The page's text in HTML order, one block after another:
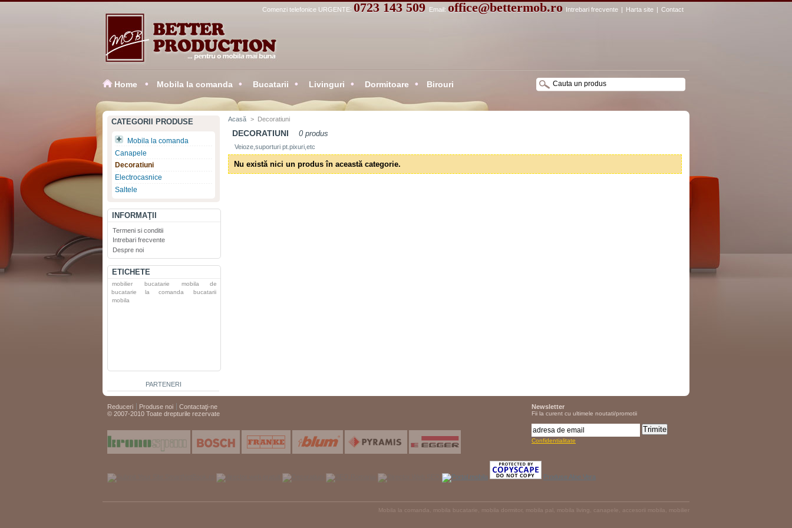
Comenzi telefonice URGENTE: 0723 143 509 Email: office@bettermob.ro Intrebari frecvente | Harta site | Contact
Home Mobila la comanda Bucatarii Livinguri Dormitoare Birouri
CATEGORII PRODUSE
Mobila la comanda
Canapele
Decoratiuni
Electrocasnice
Saltele
INFORMAŢII
Termeni si conditii
Intrebari frecvente
Despre noi
ETICHETE
mobilier bucatarie
mobila de
bucatarie la comanda
bucatarii
mobila
PARTENERI
Acasă > Decoratiuni
DECORATIUNI 0 produs
Veioze,suporturi pt.pixuri,etc
Nu există nici un produs în această categorie.
Newsletter
Fii la curent cu ultimele noutati/promotii
Trimite
Confidentialitate
Reduceri Produse noi
Contactaţi-ne
© 2007-2010 Toate drepturile rezervate
Produse Aloe Vera
Mobila la comanda, mobila bucatarie, mobila dormitor, mobila pal, mobila living, canapele, accesorii mobila, mobilier